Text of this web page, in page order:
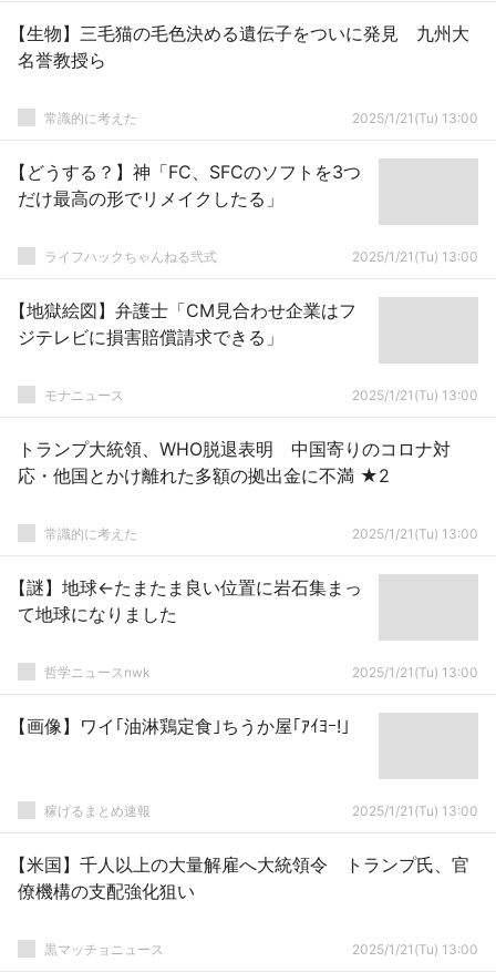
【生物】三毛猫の毛色決める遺伝子をついに発見 九州大
名誉教授ら
常識的に考えた 2025/1/21(Tu) 13:00
【どうする？】神「FC、SFCのソフトを3つ
だけ最高の形でリメイクしたる」
ライフハックちゃんねる弐式 2025/1/21(Tu) 13:00
【地獄絵図】弁護士「CM見合わせ企業はフ
ジテレビに損害賠償請求できる」
モナニュース 2025/1/21(Tu) 13:00
トランプ大統領、WHO脱退表明 中国寄りのコロナ対
応・他国とかけ離れた多額の拠出金に不満 ★2
常識的に考えた 2025/1/21(Tu) 13:00
【謎】地球←たまたま良い位置に岩石集まっ
て地球になりました
哲学ニュースnwk 2025/1/21(Tu) 13:00
【画像】ワイ｢油淋鶏定食｣ちうか屋｢ｱｲﾖｰ!｣
稼げるまとめ速報 2025/1/21(Tu) 13:00
【米国】千人以上の大量解雇へ大統領令 トランプ氏、官
僚機構の支配強化狙い
黒マッチョニュース 2025/1/21(Tu) 13:00